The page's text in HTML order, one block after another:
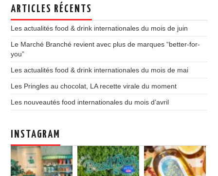
ARTICLES RÉCENTS
Les actualités food & drink internationales du mois de juin
Le Marché Branché revient avec plus de marques “better-for-
you”
Les actualités food & drink internationales du mois de mai
Les Pringles au chocolat, LA recette virale du moment
Les nouveautés food internationales du mois d’avril
INSTAGRAM